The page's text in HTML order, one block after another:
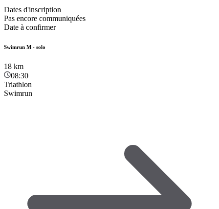
Dates d'inscription
Pas encore communiquées
Date à confirmer
Swimrun M - solo
18 km
08:30
Triathlon
Swimrun